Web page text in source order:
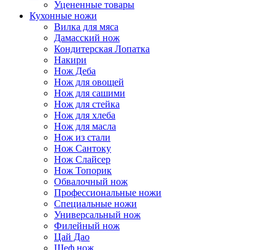
Уцененные товары
Кухонные ножи
Вилка для мяса
Дамасский нож
Кондитерская Лопатка
Накири
Нож Деба
Нож для овощей
Нож для сашими
Нож для стейка
Нож для хлеба
Нож для масла
Нож из стали
Нож Сантоку
Нож Слайсер
Нож Топорик
Обвалочный нож
Профессиональные ножи
Специальные ножи
Универсальный нож
Филейный нож
Цай Дао
Шеф нож